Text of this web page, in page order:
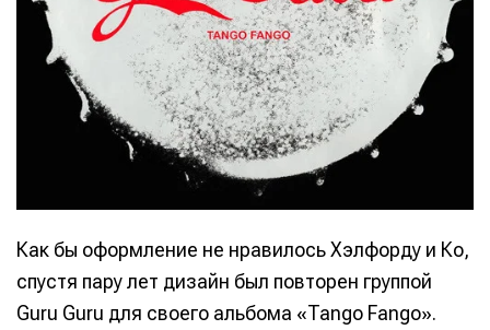
Как бы оформление не нравилось Хэлфорду и Ко,
спустя пару лет дизайн был повторен группой
Guru Guru для своего альбома «Tango Fango».